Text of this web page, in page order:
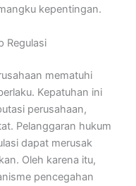
kepentingan.
Regulasi
mematuhi
Kepatuhan ini
perusahaan,
Pelanggaran hukum
dapat merusak
Oleh karena itu,
pencegahan